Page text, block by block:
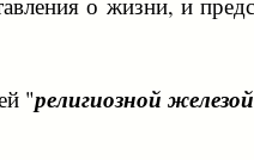
"религиозной железой